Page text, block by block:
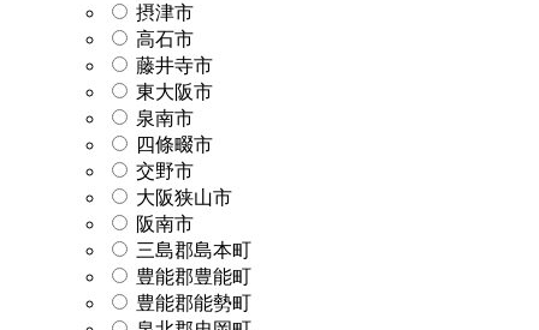
摂津市
高石市
藤井寺市
東大阪市
泉南市
四條畷市
交野市
大阪狭山市
阪南市
三島郡島本町
豊能郡豊能町
豊能郡能勢町